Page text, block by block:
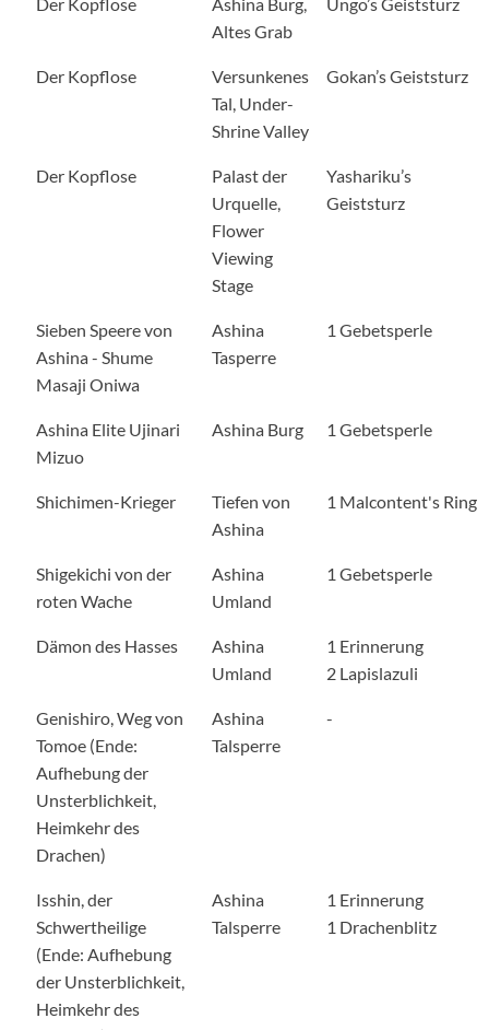
Altes Grab
Der Kopflose
Versunkenes
Tal, Under-
Shrine Valley
Gokan’s Geiststurz
Der Kopflose
Palast der
Urquelle,
Flower
Viewing
Stage
Yashariku’s
Geiststurz
Sieben Speere von
Ashina - Shume
Masaji Oniwa
Ashina
Tasperre
1 Gebetsperle
Ashina Elite Ujinari
Mizuo
Ashina Burg 1 Gebetsperle
Shichimen-Krieger
Tiefen von
Ashina
1 Malcontent's Ring
Shigekichi von der
roten Wache
Ashina
Umland
1 Gebetsperle
Dämon des Hasses
Ashina
Umland
1 Erinnerung
2 Lapislazuli
Genishiro, Weg von
Tomoe (Ende:
Aufhebung der
Unsterblichkeit,
Heimkehr des
Drachen)
Ashina
Talsperre
-
Isshin, der
Schwertheilige
(Ende: Aufhebung
der Unsterblichkeit,
Heimkehr des
Ashina
Talsperre
1 Erinnerung
1 Drachenblitz